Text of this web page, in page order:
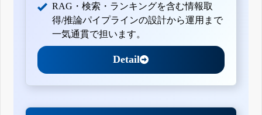
RAG・検索・ランキングを含む情報取
得/推論パイプラインの設計から運用まで
一気通貫で担います。
Detail